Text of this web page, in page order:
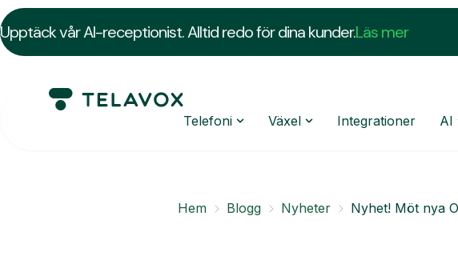
Upptäck vår AI-receptionist. Alltid redo för dina kunder.Läs mer
Telefoni Växel Integrationer AI
Hem Blogg Nyheter Nyhet! Möt nya